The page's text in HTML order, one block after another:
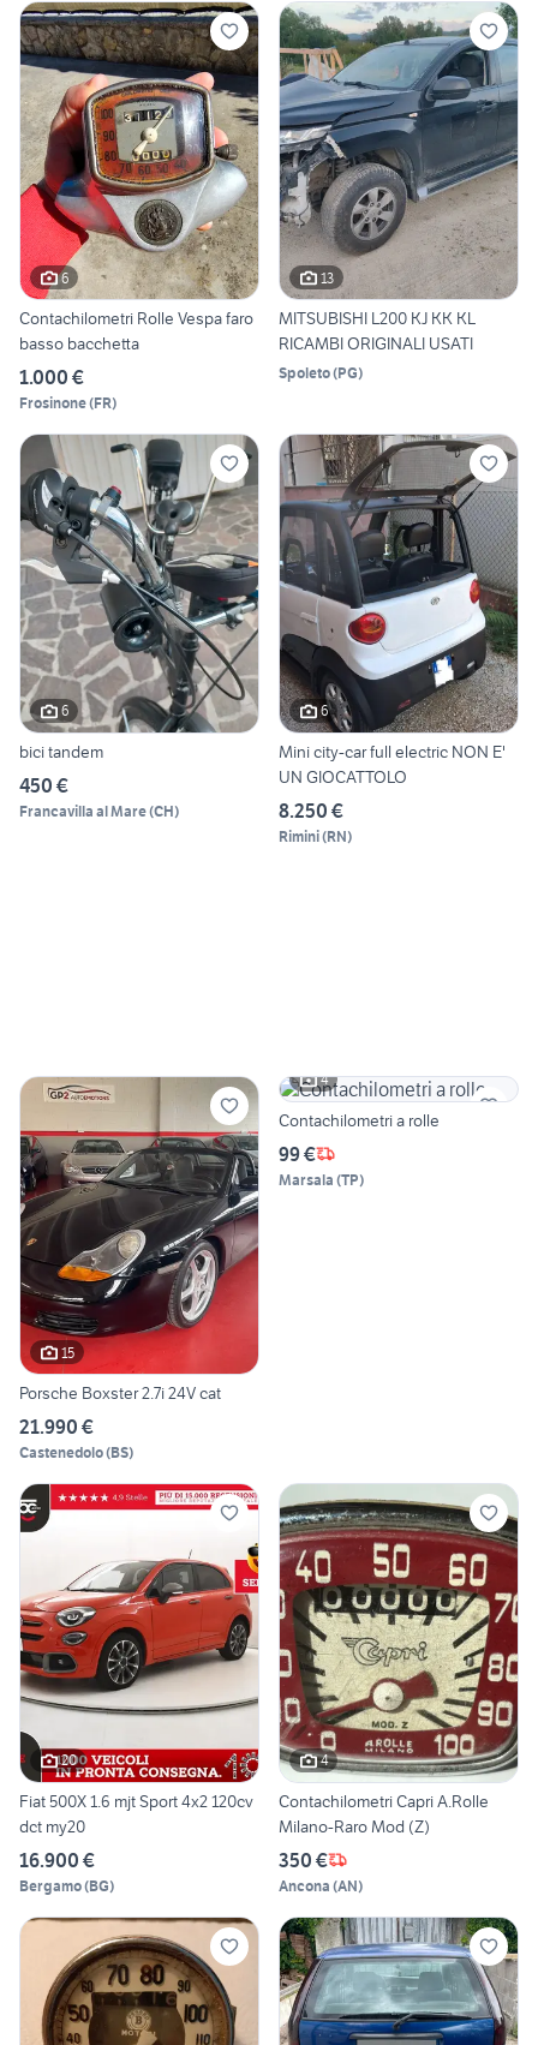
6
Contachilometri Rolle Vespa faro
basso bacchetta
1.000 €
Frosinone(FR)
13
MITSUBISHI L200 KJ KK KL
RICAMBI ORIGINALI USATI
Spoleto(PG)
6
bici tandem
450 €
Francavilla al Mare(CH)
6
Mini city-car full electric NON E'
UN GIOCATTOLO
8.250 €
Rimini(RN)
15
Porsche Boxster 2.7i 24V cat
21.990 €
Castenedolo(BS)
4
Contachilometri a rolle
99 €
Marsala (TP)
20
Fiat 500X 1.6 mjt Sport 4x2 120cv
dct my20
16.900 €
Bergamo(BG)
4
Contachilometri Capri A.Rolle
Milano-Raro Mod (Z)
350 €
Ancona (AN)